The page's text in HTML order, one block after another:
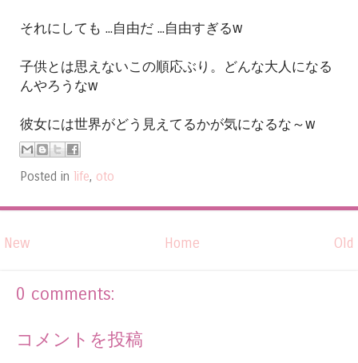
それにしても ...自由だ ...自由すぎるw
子供とは思えないこの順応ぶり。どんな大人になる
んやろうなw
彼女には世界がどう見えてるかが気になるな～w
Posted in life, oto
New Old
Home
0 comments:
コメントを投稿